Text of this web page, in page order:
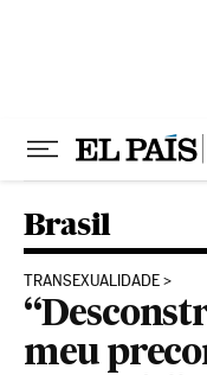
Brasil
TRANSEXUALIDADE
meu